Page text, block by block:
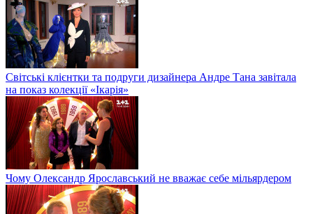
Світські клієнтки та подруги дизайнера Андре Тана завітала
на показ колекції «Ікарія»
Чому Олександр Ярославський не вважає себе мільярдером